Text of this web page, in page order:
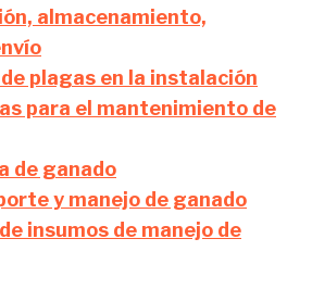
almacenamiento,
plagas en la instalación
para el mantenimiento de
de ganado
y manejo de ganado
insumos de manejo de